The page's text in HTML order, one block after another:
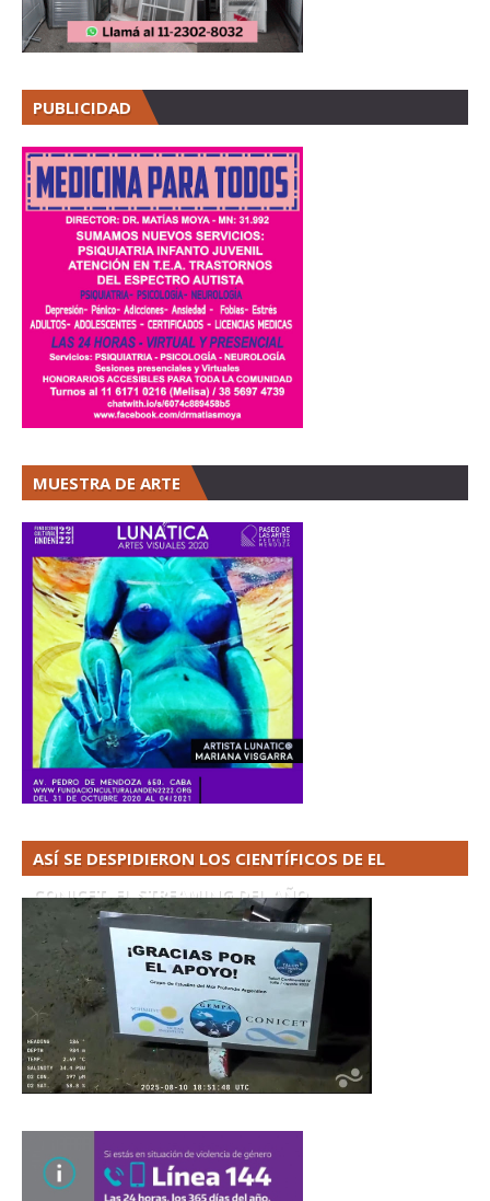
PUBLICIDAD
MUESTRA DE ARTE
ASÍ SE DESPIDIERON LOS CIENTÍFICOS DE EL
CONICET. EL STREAMING DEL AÑO